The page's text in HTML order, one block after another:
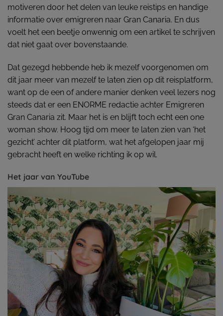
motiveren door het delen van leuke reistips en handige
informatie over emigreren naar Gran Canaria. En dus
voelt het een beetje onwennig om een artikel te schrijven
dat niet gaat over bovenstaande.
Dat gezegd hebbende heb ik mezelf voorgenomen om
dit jaar meer van mezelf te laten zien op dit reisplatform,
want op de een of andere manier denken veel lezers nog
steeds dat er een ENORME redactie achter Emigreren
Gran Canaria zit. Maar het is en blijft toch echt een one
woman show. Hoog tijd om meer te laten zien van ‘het
gezicht’ achter dit platform, wat het afgelopen jaar mij
gebracht heeft en welke richting ik op wil.
Het jaar van YouTube